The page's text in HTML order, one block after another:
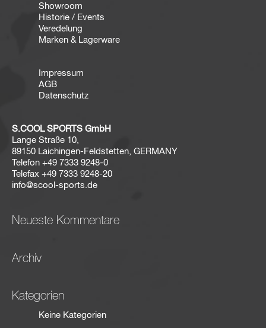
Showroom
Historie / Events
Veredelung
Marken & Lagerware
Impressum
AGB
Datenschutz
S.COOL SPORTS GmbH
Lange Straße 10,
89150 Laichingen-Feldstetten, GERMANY
Telefon +49 7333 9248-0
Telefax +49 7333 9248-20
info@scool-sports.de
Neueste Kommentare
Archiv
Kategorien
Keine Kategorien